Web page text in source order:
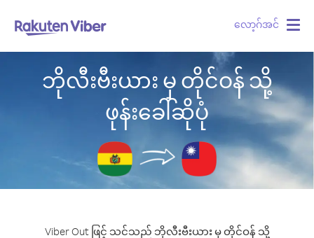
လော့ဂ်အင်
ဘိုလီးဗီးယား မှ တိုင်ဝန် သို့
ဖုန်းခေါ်ဆိုပုံ
Viber Out ဖြင့် သင်သည် ဘိုလီးဗီးယား မှ တိုင်ဝန် သို့